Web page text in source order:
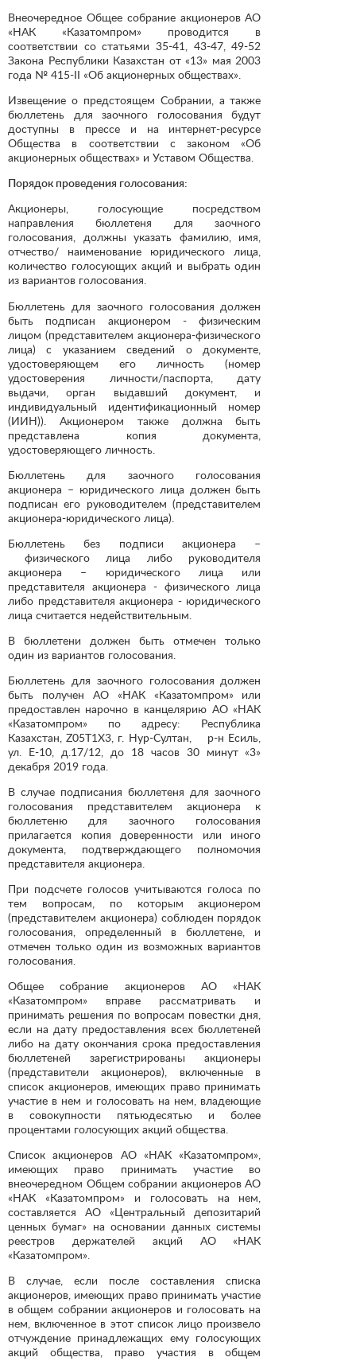
Внеочередное Общее собрание акционеров АО
«НАК «Казатомпром» проводится в
соответствии со статьями 35-41, 43-47, 49-52
Закона Республики Казахстан от «13» мая 2003
года № 415-II «Об акционерных обществах».
Извещение о предстоящем Собрании, а также
бюллетень для заочного голосования будут
доступны в прессе и на интернет-ресурсе
Общества в соответствии с законом «Об
акционерных обществах» и Уставом Общества.
Порядок проведения голосования:
Акционеры, голосующие посредством
направления бюллетеня для заочного
голосования, должны указать фамилию, имя,
отчество/ наименование юридического лица,
количество голосующих акций и выбрать один
из вариантов голосования.
Бюллетень для заочного голосования должен
быть подписан акционером - физическим
лицом (представителем акционера-физического
лица) с указанием сведений о документе,
удостоверяющем его личность (номер
удостоверения личности/паспорта, дату
выдачи, орган выдавший документ, и
индивидуальный идентификационный номер
(ИИН)). Акционером также должна быть
представлена копия документа,
удостоверяющего личность.
Бюллетень для заочного голосования
акционера – юридического лица должен быть
подписан его руководителем (представителем
акционера-юридического лица).
Бюллетень без подписи акционера –
физического лица либо руководителя
акционера – юридического лица или
представителя акционера - физического лица
либо представителя акционера - юридического
лица считается недействительным.
В бюллетени должен быть отмечен только
один из вариантов голосования.
Бюллетень для заочного голосования должен
быть получен АО «НАК «Казатомпром» или
предоставлен нарочно в канцелярию АО «НАК
«Казатомпром» по адресу: Республика
Казахстан, Z05T1X3, г. Нур-Султан, р-н Есиль,
ул. Е-10, д.17/12, до 18 часов 30 минут «3»
декабря 2019 года.
В случае подписания бюллетеня для заочного
голосования представителем акционера к
бюллетеню для заочного голосования
прилагается копия доверенности или иного
документа, подтверждающего полномочия
представителя акционера.
При подсчете голосов учитываются голоса по
тем вопросам, по которым акционером
(представителем акционера) соблюден порядок
голосования, определенный в бюллетене, и
отмечен только один из возможных вариантов
голосования.
Общее собрание акционеров АО «НАК
«Казатомпром» вправе рассматривать и
принимать решения по вопросам повестки дня,
если на дату предоставления всех бюллетеней
либо на дату окончания срока предоставления
бюллетеней зарегистрированы акционеры
(представители акционеров), включенные в
список акционеров, имеющих право принимать
участие в нем и голосовать на нем, владеющие
в совокупности пятьюдесятью и более
процентами голосующих акций общества.
Список акционеров АО «НАК «Казатомпром»,
имеющих право принимать участие во
внеочередном Общем собрании акционеров АО
«НАК «Казатомпром» и голосовать на нем,
составляется АО «Центральный депозитарий
ценных бумаг» на основании данных системы
реестров держателей акций АО «НАК
«Казатомпром».
В случае, если после составления списка
акционеров, имеющих право принимать участие
в общем собрании акционеров и голосовать на
нем, включенное в этот список лицо произвело
отчуждение принадлежащих ему голосующих
акций общества, право участия в общем